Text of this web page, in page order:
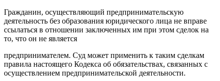
Гражданин, осуществляющий предпринимательскую
деятельность без образования юридического лица не вправе
ссылаться в отношении заключенных им при этом сделок на
то, что он не является
предпринимателем. Суд может применить к таким сделкам
правила настоящего Кодекса об обязательствах, связанных с
осуществлением предпринимательской деятельности.